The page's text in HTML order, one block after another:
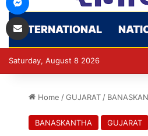
INTERNATIONAL
Saturday, August 8 2026
Home / GUJARAT /
BANASKANTHA GUJARAT